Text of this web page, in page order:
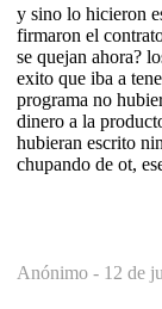
y sino lo hicieron
firmaron el
se quejan ahora?
exito que iba a
programa no
dinero a la
hubieran escrito
chupando de ot,
Anónimo - 12 de